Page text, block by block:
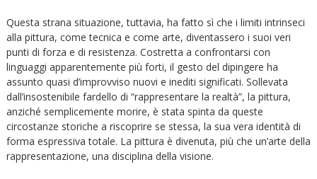
Questa strana situazione, tuttavia, ha fatto sì che i limiti intrinseci
alla pittura, come tecnica e come arte, diventassero i suoi veri
punti di forza e di resistenza. Costretta a confrontarsi con
linguaggi apparentemente più forti, il gesto del dipingere ha
assunto quasi d’improvviso nuovi e inediti significati. Sollevata
dall’insostenibile fardello di “rappresentare la realtà”, la pittura,
anziché semplicemente morire, è stata spinta da queste
circostanze storiche a riscoprire se stessa, la sua vera identità di
forma espressiva totale. La pittura è divenuta, più che un’arte della
rappresentazione, una disciplina della visione.